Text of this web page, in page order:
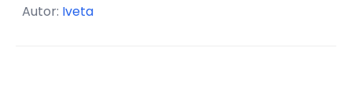
Autor: Iveta